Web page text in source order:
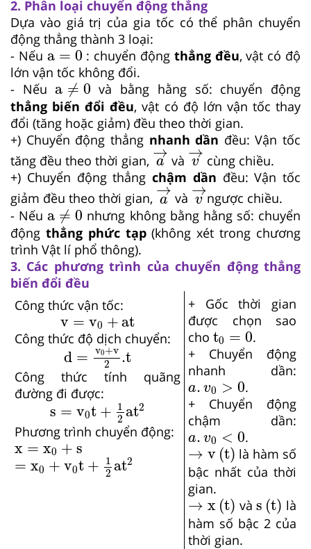
2. Phân loại chuyển động thẳng
Dựa vào giá trị của gia tốc có thể phân chuyển
động thẳng thành 3 loại:
- Nếu a = 0
a=0 : chuyển động thẳng đều, vật có độ
lớn vận tốc không đổi.
- Nếua ≠ 0
a≠0
và bằng hằng số: chuyển động
thẳng biến đổi đều, vật có độ lớn vận tốc thay
đổi (tăng hoặc giảm) đều theo thời gian.
+) Chuyển động thẳng nhanh dần đều: Vận tốc
tăng đều theo thời gian, →
a
a→
và →
v
v→
cùng chiều.
+) Chuyển động thẳng chậm dần đều: Vận tốc
giảm đều theo thời gian, →
a
a→
và →
v
v→
ngược chiều.
- Nếua ≠ 0
a≠0
nhưng không bằng hằng số: chuyển
động thẳng phức tạp(không xét trong chương
trình Vật lí phổ thông).
3. Các phương trình của chuyển động thẳng
biến đổi đều
Công thức vận tốc:
v = v0 + at
v=v0+at
Công thức độ dịch chuyển:
d = v0+v
2
.t
d=v0+v2 .t
Công thức tính quãng
đường đi được:
s = v0t + 1
2 at2
s= v0t+1 at 2
Phương trình chuyển động:
x = x0 + s
x =x0+s
= x0 + v0t +
1
2 at2
= x0 +v t +1 2 at
+ Gốc thời gian
được chọn sao
cho t0 = 0
t =0 .
+ Chuyển động
nhanh dần:
a. v0 > 0
a.v0>0
.
+ Chuyển động
chậm dần:
a. v0 < 0
a.v0< 0 .
→ v (t)
→ vt
là hàm số
bậc nhất của thời
gian.
→ x (t)
→xt vàs (t)
t
là
hàm số bậc 2 của
thời gian.